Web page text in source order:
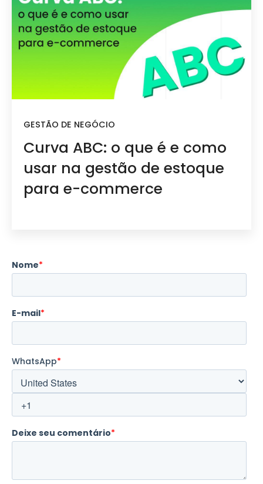
GESTÃO DE NEGÓCIO
Curva ABC: o que é e como
usar na gestão de estoque
para e-commerce